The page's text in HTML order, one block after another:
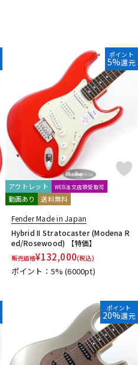
ポイント
5%還元
アウトレット WEB注文店頭受取可
動画あり 送料無料
Fender Made in Japan
Hybrid II Stratocaster (Modena R
ed/Rosewood) 【特価】
販売価格¥132,000(税込)
ポイント：5%(6000pt)
ポイント
20%還元